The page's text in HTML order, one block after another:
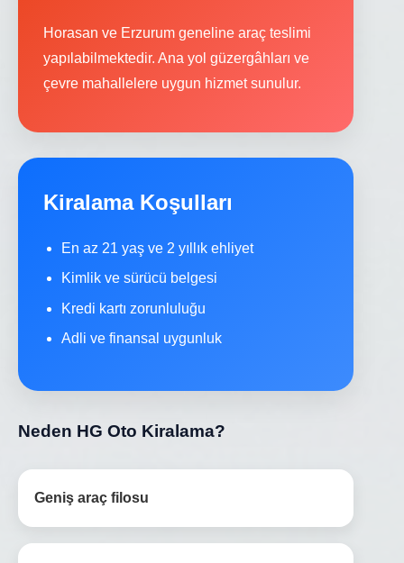
Horasan ve Erzurum geneline araç teslimi
yapılabilmektedir. Ana yol güzergâhları ve
çevre mahallelere uygun hizmet sunulur.
Kiralama Koşulları
En az 21 yaş ve 2 yıllık ehliyet
Kimlik ve sürücü belgesi
Kredi kartı zorunluluğu
Adli ve finansal uygunluk
Neden HG Oto Kiralama?
Geniş araç filosu